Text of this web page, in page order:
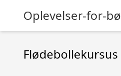
Oplevelser-for-
Flødebollekursus